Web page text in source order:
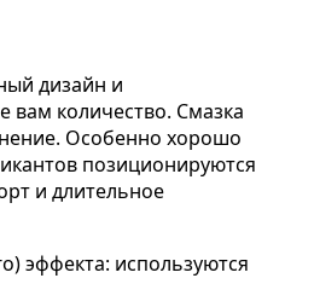
дизайн и
вам количество. Смазка
Особенно хорошо
позиционируются
и длительное
эффекта: используются